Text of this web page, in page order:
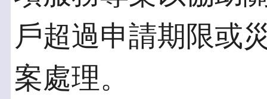
戶超過申請期限或
案處理。